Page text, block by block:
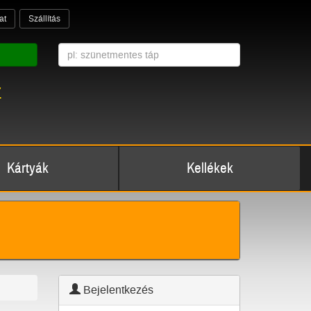
Szállítás
Kártyák Kellékek
Bejelentkezés